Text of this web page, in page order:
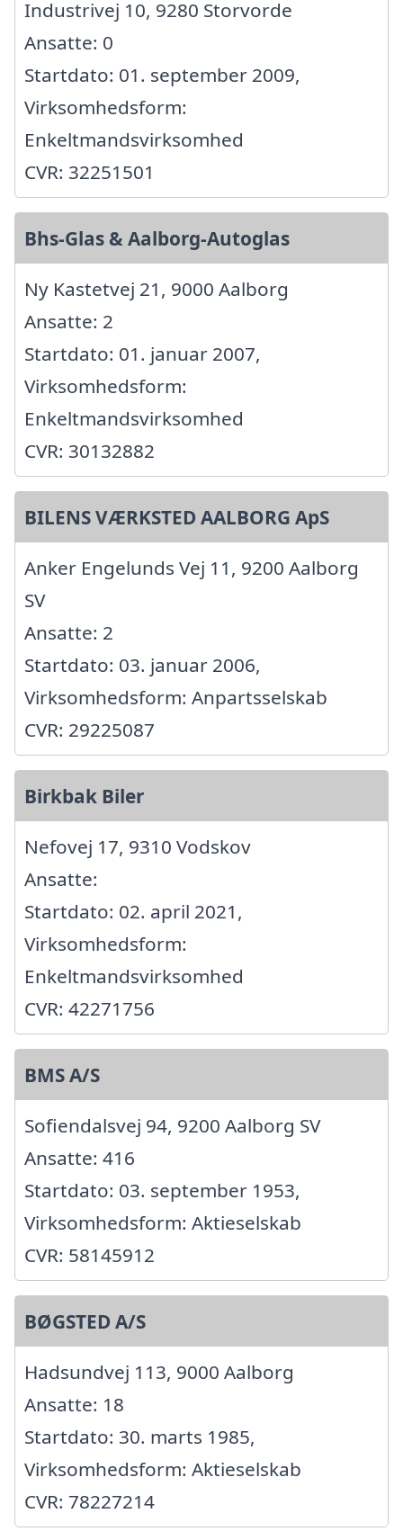
Industrivej 10, 9280 Storvorde
Ansatte: 0
Startdato: 01. september 2009,
Virksomhedsform:
Enkeltmandsvirksomhed
CVR: 32251501
Bhs-Glas & Aalborg-Autoglas
Ny Kastetvej 21, 9000 Aalborg
Ansatte: 2
Startdato: 01. januar 2007,
Virksomhedsform:
Enkeltmandsvirksomhed
CVR: 30132882
BILENS VÆRKSTED AALBORG ApS
Anker Engelunds Vej 11, 9200 Aalborg
SV
Ansatte: 2
Startdato: 03. januar 2006,
Virksomhedsform: Anpartsselskab
CVR: 29225087
Birkbak Biler
Nefovej 17, 9310 Vodskov
Ansatte:
Startdato: 02. april 2021,
Virksomhedsform:
Enkeltmandsvirksomhed
CVR: 42271756
BMS A/S
Sofiendalsvej 94, 9200 Aalborg SV
Ansatte: 416
Startdato: 03. september 1953,
Virksomhedsform: Aktieselskab
CVR: 58145912
BØGSTED A/S
Hadsundvej 113, 9000 Aalborg
Ansatte: 18
Startdato: 30. marts 1985,
Virksomhedsform: Aktieselskab
CVR: 78227214